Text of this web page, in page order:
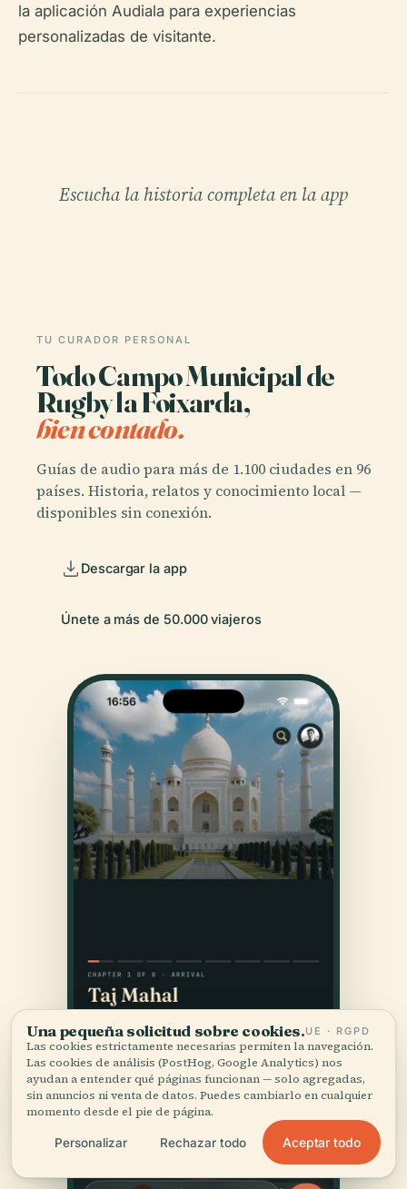
la aplicación Audiala para experiencias
personalizadas de visitante.
Escucha la historia completa en la app
TU CURADOR PERSONAL
Todo Campo Municipal de
Rugby la Foixarda,
bien contado.
Guías de audio para más de 1.100 ciudades en 96
países. Historia, relatos y conocimiento local —
disponibles sin conexión.
Descargar la app
Únete a más de 50.000 viajeros
Una pequeña solicitud sobre cookies.UE · RGPD
Las cookies estrictamente necesarias permiten la navegación.
Las cookies de análisis (PostHog, Google Analytics) nos
ayudan a entender qué páginas funcionan — solo agregadas,
sin anuncios ni venta de datos. Puedes cambiarlo en cualquier
momento desde el pie de página.
Personalizar Rechazar todo Aceptar todo